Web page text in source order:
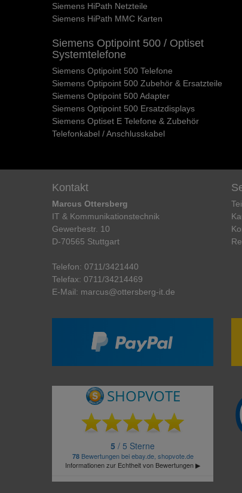
Siemens HiPath Netzteile
Siemens HiPath MMC Karten
Siemens Optipoint 500 / Optiset
Systemtelefone
Siemens Optipoint 500 Telefone
Siemens Optipoint 500 Zubehör & Ersatzteile
Siemens Optipoint 500 Adapter
Siemens Optipoint 500 Ersatzdisplays
Siemens Optiset E Telefone & Zubehör
Telefonkabel / Anschlusskabel
Kontakt
Marcus Ottersberg
IT & Kommunikationstechnik
Gewerbestr. 10
D-70565 Stuttgart
Telefon: 0711/3421440
Telefax: 0711/34214469
E-Mail: marcus@ottersberg-it.de